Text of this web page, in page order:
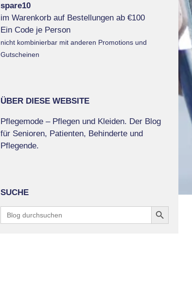
spare10
im Warenkorb auf Bestellungen ab €100
Ein Code je Person
nicht kombinierbar mit anderen Promotions und
Gutscheinen
ÜBER DIESE WEBSITE
Pflegemode – Pflegen und Kleiden. Der Blog
für Senioren, Patienten, Behinderte und
Pflegende.
SUCHE
Search
for:
Search Button